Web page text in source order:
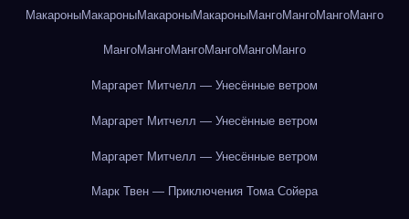
МакароныМакароныМакароныМакароныМангоМангоМангоМанго
МангоМангоМангоМангоМангоМанго
Маргарет Митчелл — Унесённые ветром
Маргарет Митчелл — Унесённые ветром
Маргарет Митчелл — Унесённые ветром
Марк Твен — Приключения Тома Сойера